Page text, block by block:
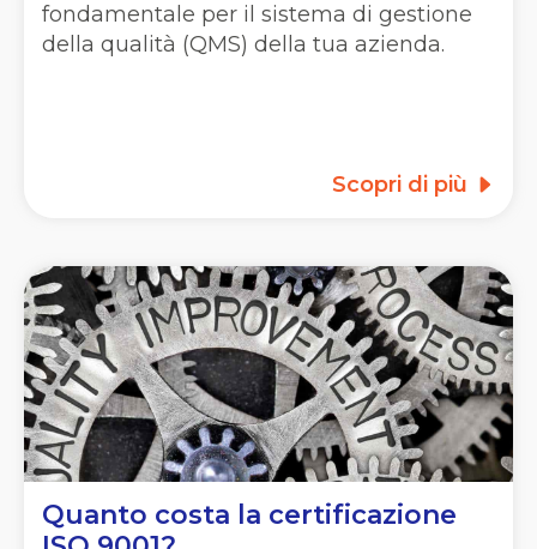
fondamentale per il sistema di gestione
della qualità (QMS) della tua azienda.
Scopri di più
Quanto costa la certificazione